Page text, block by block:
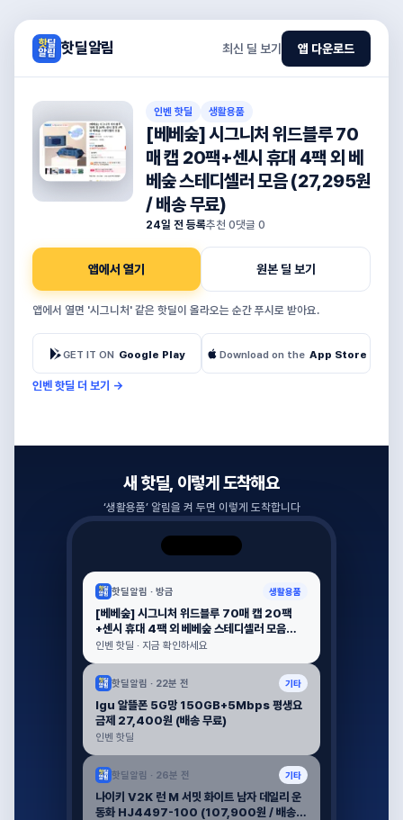
핫딜알림 최신 딜 보기 앱 다운로드
인벤 핫딜 생활용품
[베베숲] 시그니처 위드블루 70
매 캡 20팩+센시 휴대 4팩 외 베
베숲 스테디셀러 모음 (27,295원
/ 배송 무료)
24일 전 등록추천 0댓글 0
앱에서 열기 원본 딜 보기
앱에서 열면 '시그니처' 같은 핫딜이 올라오는 순간 푸시로 받아요.
GET IT ON Google Play Download on the App Store
인벤 핫딜 더 보기 →
새 핫딜, 이렇게 도착해요
‘생활용품’ 알림을 켜 두면 이렇게 도착합니다
핫딜알림 · 방금 생활용품
[베베숲] 시그니처 위드블루 70매 캡 20팩
+센시 휴대 4팩 외 베베숲 스테디셀러 모음
(27,295원 / 배송 무료)
인벤 핫딜 · 지금 확인하세요
핫딜알림 · 22분 전 기타
lgu 알뜰폰 5G망 150GB+5Mbps 평생요
금제 27,400원 (배송 무료)
인벤 핫딜
핫딜알림 · 26분 전 기타
나이키 V2K 런 M 서밋 화이트 남자 데일리 운
동화 HJ4497-100 (107,900원 / 배송